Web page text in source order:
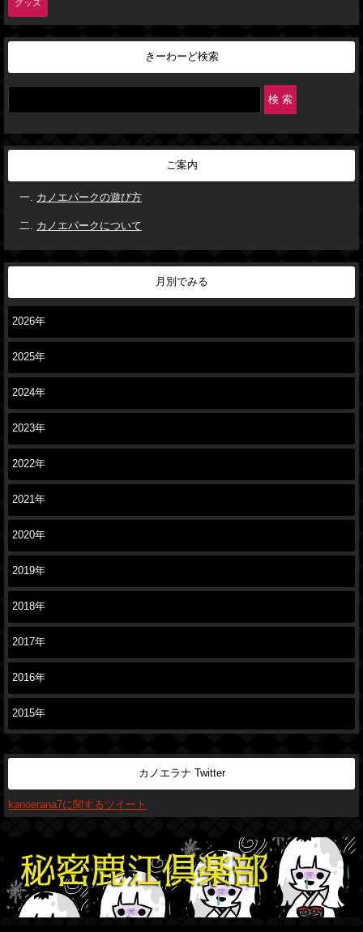
グッズ
きーわーど検索
ご案内
カノエパークの遊び方
カノエパークについて
月別でみる
2026年
2025年
2024年
2023年
2022年
2021年
2020年
2019年
2018年
2017年
2016年
2015年
カノエラナ Twitter
kanoerana7に関するツイート